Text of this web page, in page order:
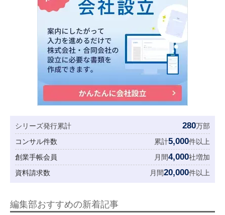
シリーズ発行累計 280万部
コンサル件数
累計5,000件以上
創業手帳会員
月間4,000社増加
資料請求数
月間20,000件以上
編集部おすすめの新着記事